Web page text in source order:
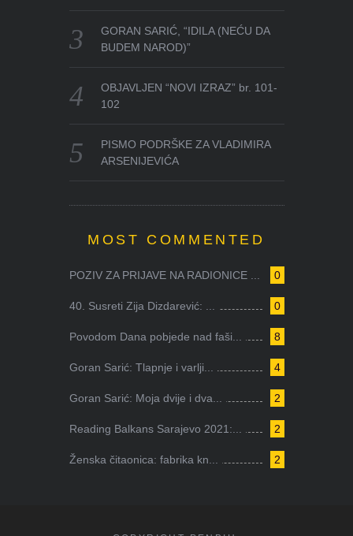
GORAN SARIĆ, “IDILA (NEĆU DA
BUDEM NAROD)”
OBJAVLJEN “NOVI IZRAZ” br. 101-
102
PISMO PODRŠKE ZA VLADIMIRA
ARSENIJEVIĆA
MOST COMMENTED
0
POZIV ZA PRIJAVE NA RADIONICE ...
0
40. Susreti Zija Dizdarević: ...
8
Povodom Dana pobjede nad faši...
4
Goran Sarić: Tlapnje i varlji...
2
Goran Sarić: Moja dvije i dva...
2
Reading Balkans Sarajevo 2021:...
2
Ženska čitaonica: fabrika kn...